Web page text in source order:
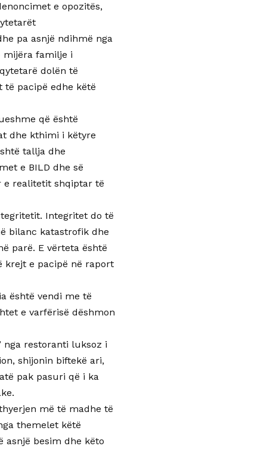
e opozitës,
pa asnjë ndihmë nga
mijëra familje i
dolën të
të pacipë edhe këtë
që është
dhe kthimi i këtyre
tallja dhe
e BILD dhe së
e realitetit shqiptar të
Integritet do të
bilanc katastrofik dhe
parë. E vërteta është
krejt e pacipë në raport
është vendi me të
e varfërisë dëshmon
nga restoranti luksoz i
shijonin biftekë ari,
pak pasuri që i ka
më të madhe të
themelet këtë
asnjë besim dhe këto